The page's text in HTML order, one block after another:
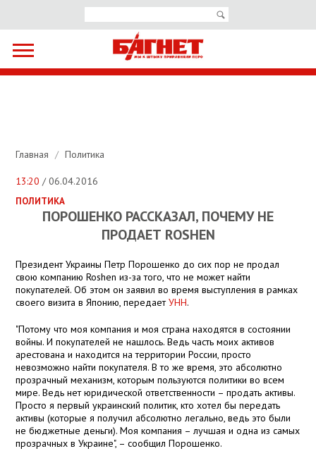
Главная / Политика
13:20 / 06.04.2016
ПОЛИТИКА
ПОРОШЕНКО РАССКАЗАЛ, ПОЧЕМУ НЕ
ПРОДАЕТ ROSHEN
Президент Украины Петр Порошенко до сих пор не продал
свою компанию Roshen из-за того, что не может найти
покупателей. Об этом он заявил во время выступления в рамках
своего визита в Японию, передаетУНН.
"Потому что моя компания и моя страна находятся в состоянии
войны. И покупателей не нашлось. Ведь часть моих активов
арестована и находится на территории России, просто
невозможно найти покупателя. В то же время, это абсолютно
прозрачный механизм, которым пользуются политики во всем
мире. Ведь нет юридической ответственности – продать активы.
Просто я первый украинский политик, кто хотел бы передать
активы (которые я получил абсолютно легально, ведь это были
не бюджетные деньги). Моя компания – лучшая и одна из самых
прозрачных в Украине", – сообщил Порошенко.